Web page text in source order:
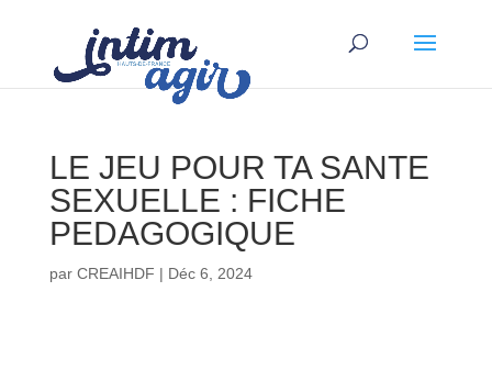
LE JEU POUR TA SANTE
SEXUELLE : FICHE
PEDAGOGIQUE
par CREAIHDF | Déc 6, 2024